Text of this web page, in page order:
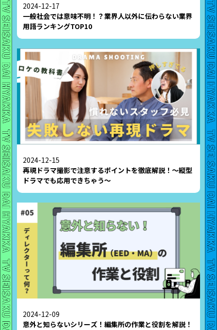
2024-12-17
一般社会では意味不明！？業界人以外に伝わらない業界
用語ランキングTOP10
2024-12-15
再現ドラマ撮影で注意するポイントを徹底解説！〜縦型
ドラマでも応用できちゃう〜
2024-12-09
意外と知らないシリーズ！編集所の作業と役割を解説！